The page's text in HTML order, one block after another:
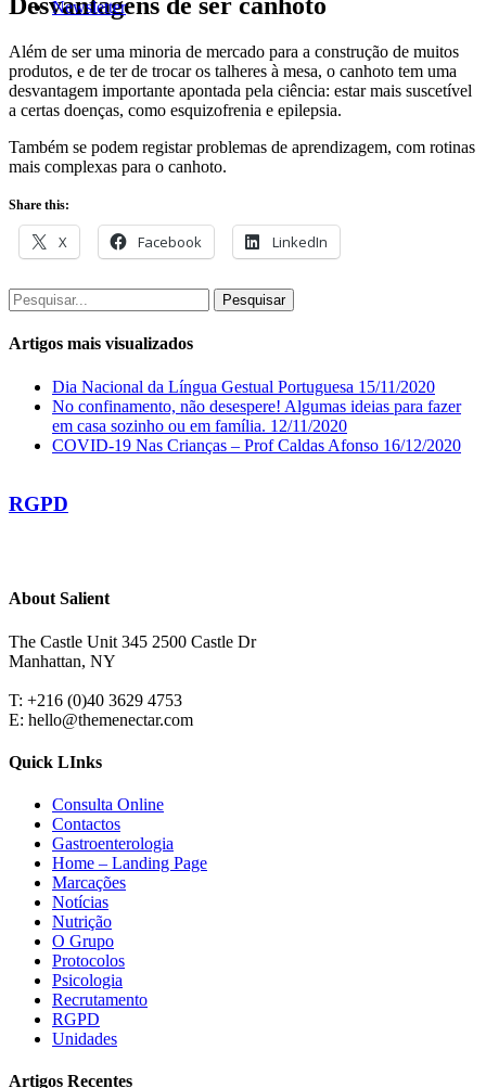
Newsletter
Além de ser uma minoria de mercado para a construção de muitos
produtos, e de ter de trocar os talheres à mesa, o canhoto tem uma
desvantagem importante apontada pela ciência: estar mais suscetível
a certas doenças, como esquizofrenia e epilepsia.
Também se podem registar problemas de aprendizagem, com rotinas
mais complexas para o canhoto.
Share this:
X Facebook LinkedIn
Pesquisar
Artigos mais visualizados
Dia Nacional da Língua Gestual Portuguesa 15/11/2020
No confinamento, não desespere! Algumas ideias para fazer
em casa sozinho ou em família. 12/11/2020
COVID-19 Nas Crianças – Prof Caldas Afonso 16/12/2020
RGPD
About Salient
The Castle Unit 345 2500 Castle Dr
Manhattan, NY
T: +216 (0)40 3629 4753
E: hello@themenectar.com
Quick LInks
Consulta Online
Contactos
Gastroenterologia
Home – Landing Page
Marcações
Notícias
Nutrição
O Grupo
Protocolos
Psicologia
Recrutamento
RGPD
Unidades
Artigos Recentes